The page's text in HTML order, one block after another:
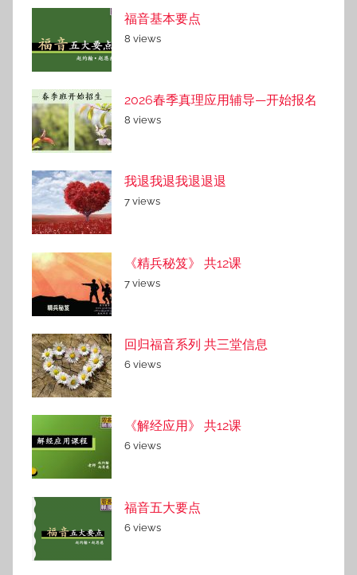
福音基本要点
8 views
2026春季真理应用辅导—开始报名
8 views
我退我退我退退退
7 views
《精兵秘笈》 共12课
7 views
回归福音系列 共三堂信息
6 views
《解经应用》 共12课
6 views
福音五大要点
6 views